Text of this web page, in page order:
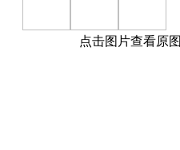
点击图片查看原图